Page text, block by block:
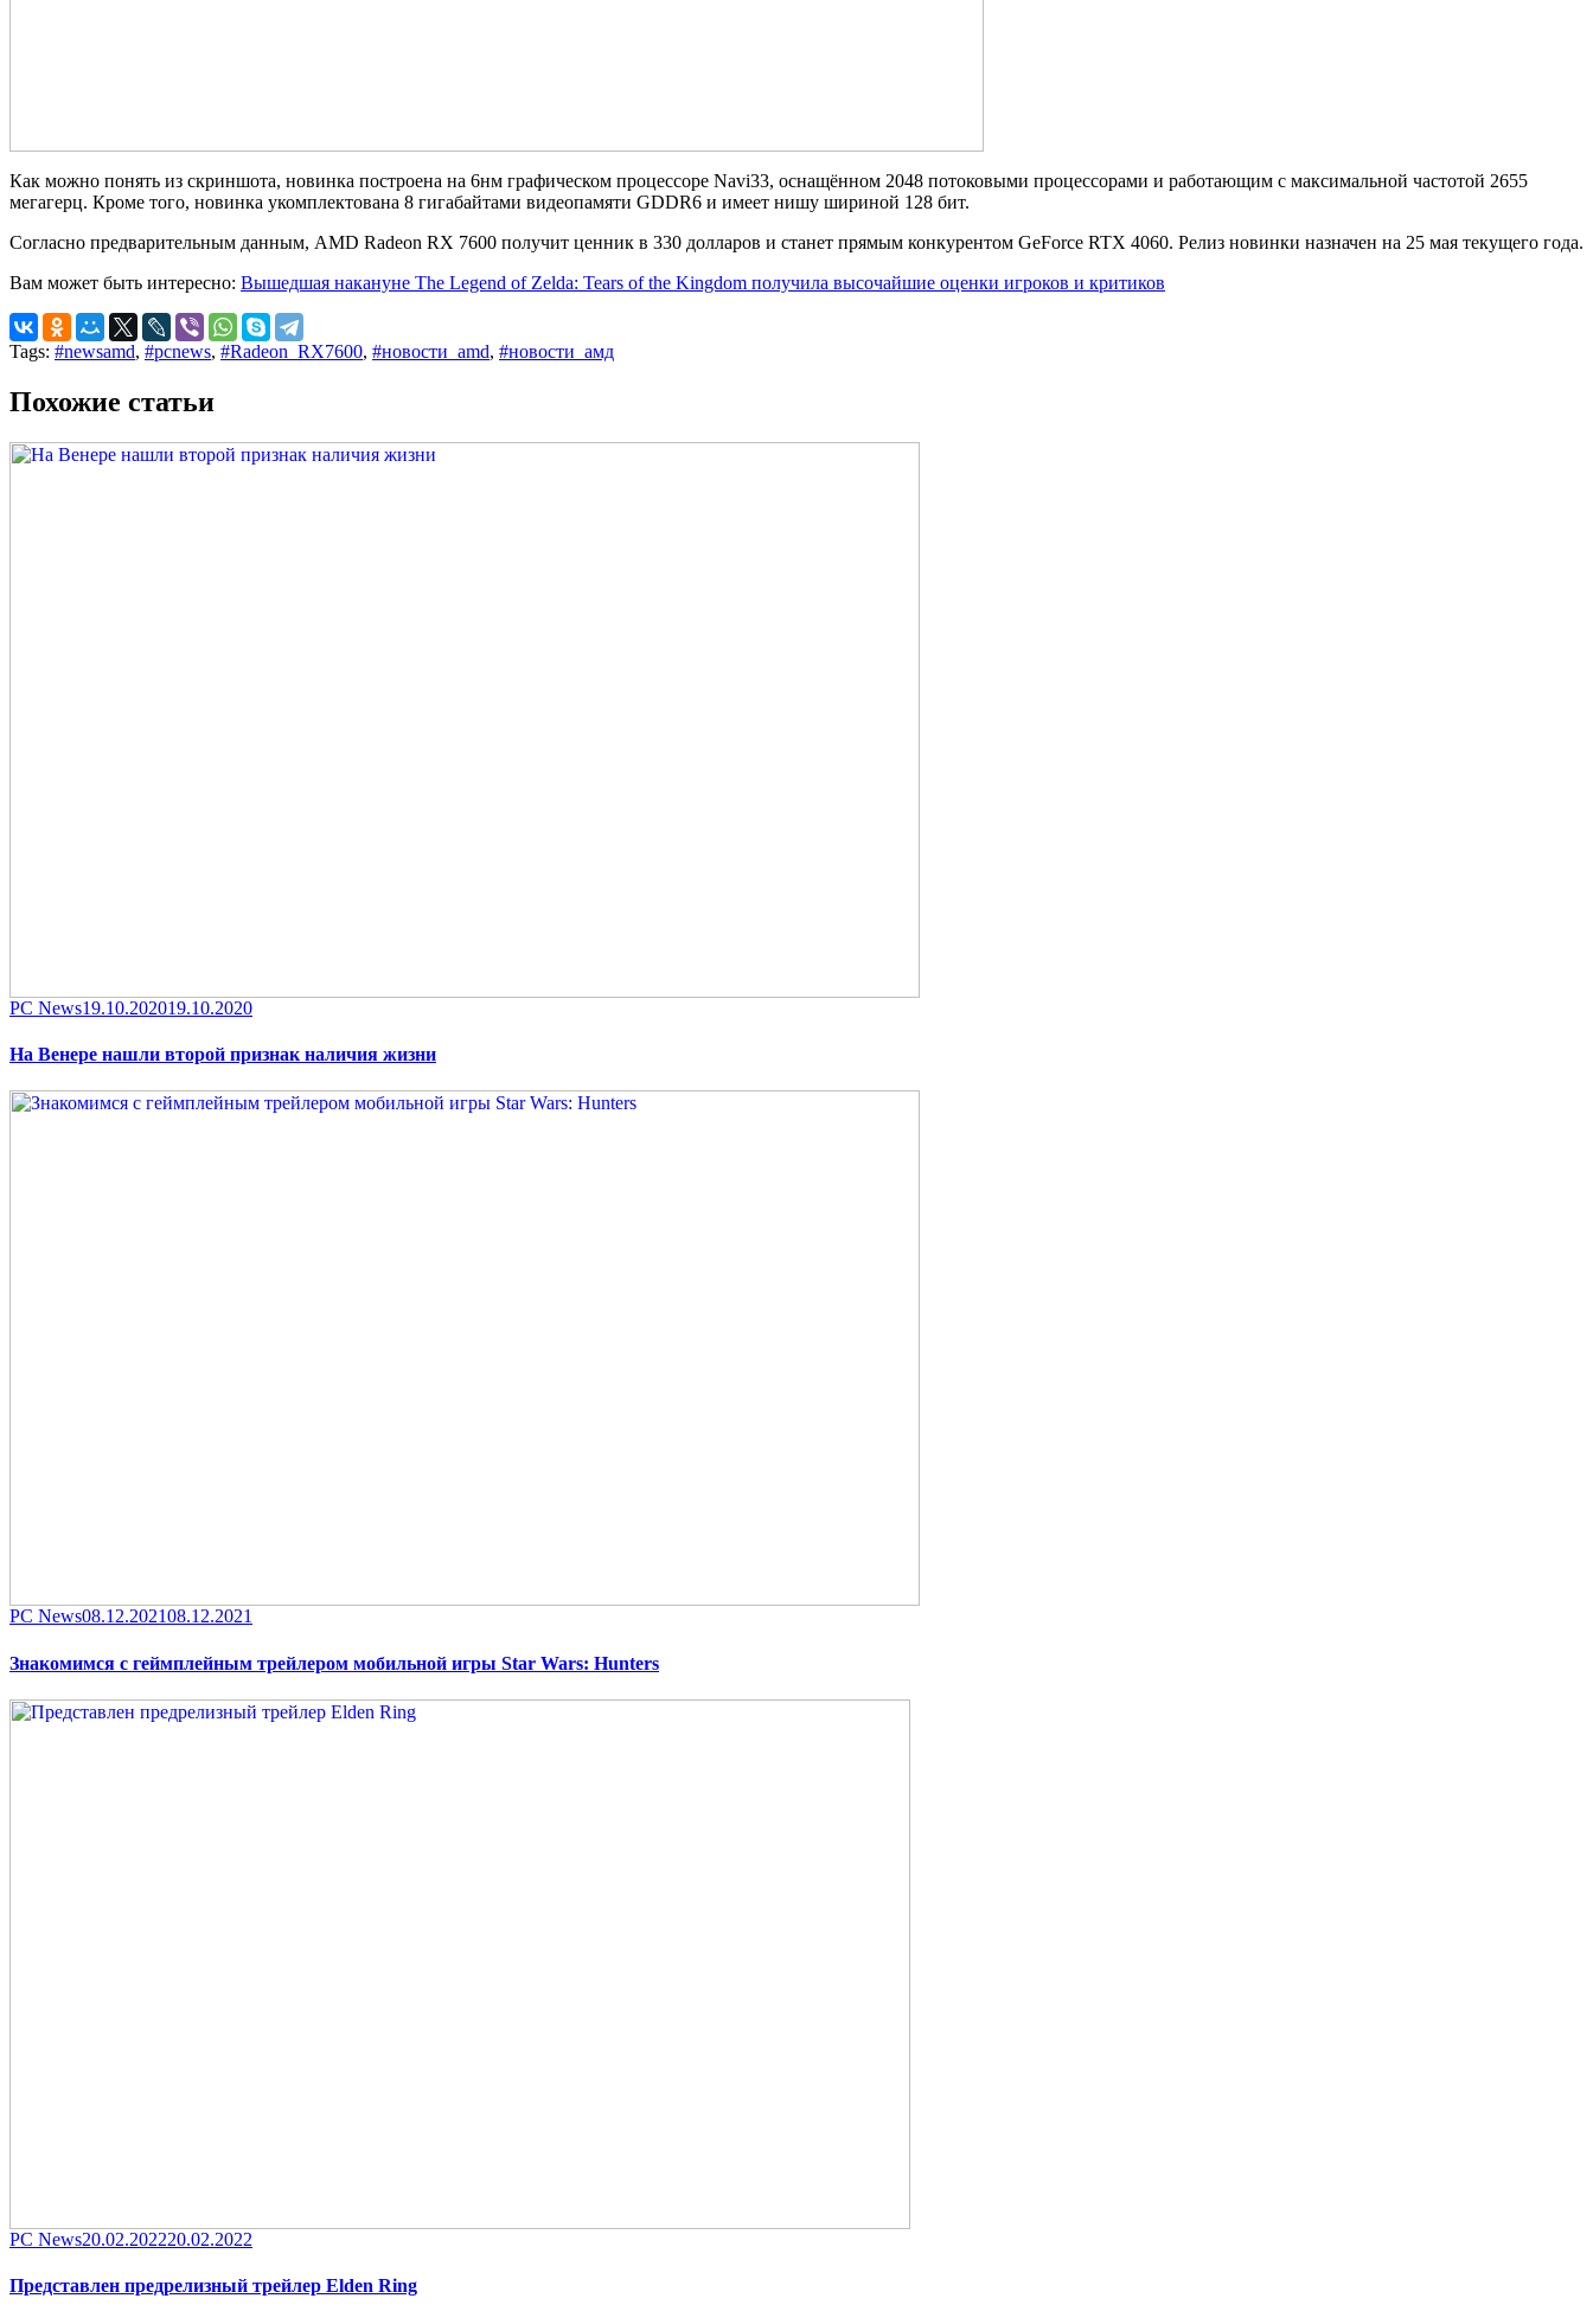
Как можно понять из скриншота, новинка построена на 6нм графическом процессоре Navi33, оснащённом 2048 потоковыми процессорами и работающим с максимальной частотой 2655
мегагерц. Кроме того, новинка укомплектована 8 гигабайтами видеопамяти GDDR6 и имеет нишу шириной 128 бит.
Согласно предварительным данным, AMD Radeon RX 7600 получит ценник в 330 долларов и станет прямым конкурентом GeForce RTX 4060. Релиз новинки назначен на 25 мая текущего года.
Вам может быть интересно: Вышедшая накануне The Legend of Zelda: Tears of the Kingdom получила высочайшие оценки игроков и критиков
Tags: #newsamd, #pcnews, #Radeon_RX7600, #новости_amd, #новости_амд
Похожие статьи
Category
PC NewsPosted
19.10.202019.10.2020
На Венере нашли второй признак наличия жизни
Category
PC NewsPosted
08.12.202108.12.2021
Знакомимся с геймплейным трейлером мобильной игры Star Wars: Hunters
Category
PC NewsPosted
20.02.202220.02.2022
Представлен предрелизный трейлер Elden Ring